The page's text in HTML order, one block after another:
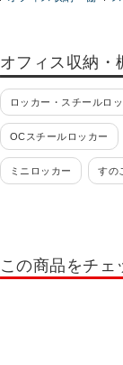
オフィス収納・
ロッカー・スチールロ
OCスチールロッカー
ミニロッカー すの
ロッカー 10人用
この商品をチェ